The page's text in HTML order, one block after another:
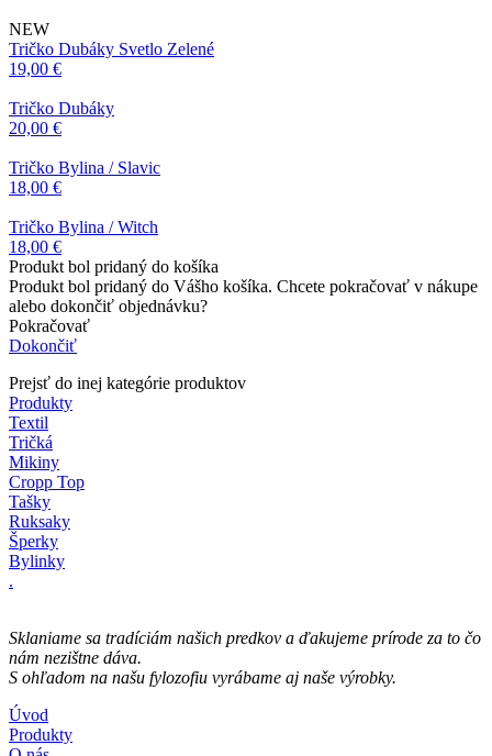
NEW
Tričko Dubáky Svetlo Zelené
19,00 €
Tričko Dubáky
20,00 €
Tričko Bylina / Slavic
18,00 €
Tričko Bylina / Witch
18,00 €
Produkt bol pridaný do košíka
Produkt bol pridaný do Vášho košíka. Chcete pokračovať v nákupe
alebo dokončiť objednávku?
Pokračovať
Dokončiť
Prejsť do inej kategórie produktov
Produkty
Textil
Tričká
Mikiny
Cropp Top
Tašky
Ruksaky
Šperky
Bylinky
.
Sklaniame sa tradíciám našich predkov a ďakujeme prírode za to čo
nám nezištne dáva.
S ohľadom na našu fylozofiu​ vyrábame aj naše výrobky.
Úvod
Produkty